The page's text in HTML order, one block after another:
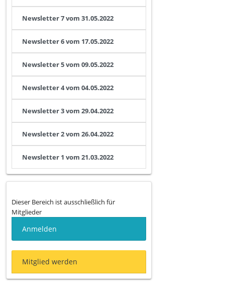
Newsletter 7 vom 31.05.2022
Newsletter 6 vom 17.05.2022
Newsletter 5 vom 09.05.2022
Newsletter 4 vom 04.05.2022
Newsletter 3 vom 29.04.2022
Newsletter 2 vom 26.04.2022
Newsletter 1 vom 21.03.2022
Dieser Bereich ist ausschließlich für
Mitglieder
Anmelden
Mitglied werden